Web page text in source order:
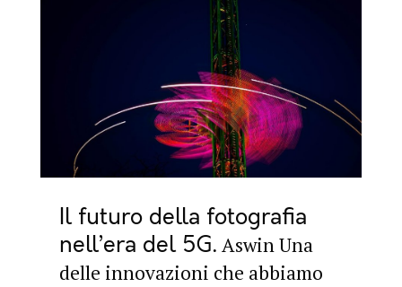
Il futuro della fotografia
nell’era del 5G Aswin Una
delle innovazioni che abbiamo